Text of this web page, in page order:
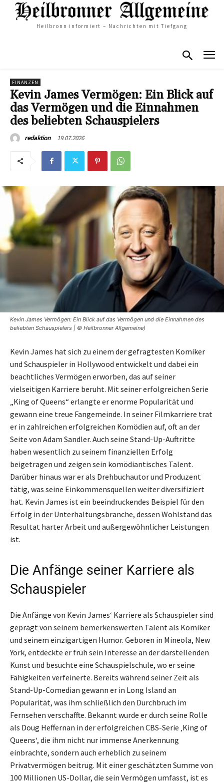
Heilbronn informiert – Nachrichten mit Tiefgang
FINANZEN
Kevin James Vermögen: Ein Blick auf
das Vermögen und die Einnahmen
des beliebten Schauspielers
redaktion 19.07.2026
Kevin James Vermögen: Ein Blick auf das Vermögen und die Einnahmen des
beliebten Schauspielers | © Heilbronner Allgemeine)
Kevin James hat sich zu einem der gefragtesten Komiker
und Schauspieler in Hollywood entwickelt und dabei ein
beachtliches Vermögen erworben, das auf seiner
vielseitigen Karriere beruht. Mit seiner erfolgreichen Serie
„King of Queens“ erlangte er enorme Popularität und
gewann eine treue Fangemeinde. In seiner Filmkarriere trat
er in zahlreichen erfolgreichen Komödien auf, oft an der
Seite von Adam Sandler. Auch seine Stand-Up-Auftritte
haben wesentlich zu seinem finanziellen Erfolg
beigetragen und zeigen sein komödiantisches Talent.
Darüber hinaus war er als Drehbuchautor und Produzent
tätig, was seine Einkommensquellen weiter diversifiziert
hat. Kevin James ist ein beeindruckendes Beispiel für den
Erfolg in der Unterhaltungsbranche, dessen Wohlstand das
Resultat harter Arbeit und außergewöhnlicher Leistungen
ist.
Die Anfänge seiner Karriere als
Schauspieler
Die Anfänge von Kevin James‘ Karriere als Schauspieler sind
geprägt von seinem bemerkenswerten Talent als Komiker
und seinem einzigartigen Humor. Geboren in Mineola, New
York, entdeckte er früh sein Interesse an der darstellenden
Kunst und besuchte eine Schauspielschule, wo er seine
Fähigkeiten verfeinerte. Bereits während seiner Zeit als
Stand-Up-Comedian gewann er in Long Island an
Popularität, was ihm schließlich den Durchbruch im
Fernsehen verschaffte. Bekannt wurde er durch seine Rolle
als Doug Heffernan in der erfolgreichen CBS-Serie ‚King of
Queens‘, die ihm nicht nur immense Anerkennung
einbrachte, sondern auch erheblich zu seinem
Privatvermögen beitrug. Mit einer geschätzten Summe von
100 Millionen US-Dollar, die sein Vermögen umfasst, ist es